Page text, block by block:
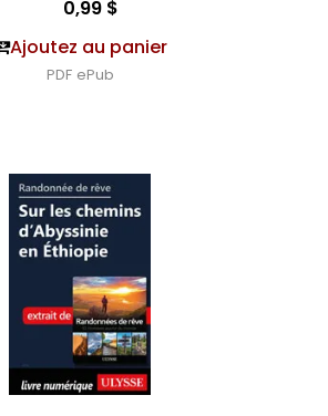
0,99 $
Ajoutez au panier
PDF ePub